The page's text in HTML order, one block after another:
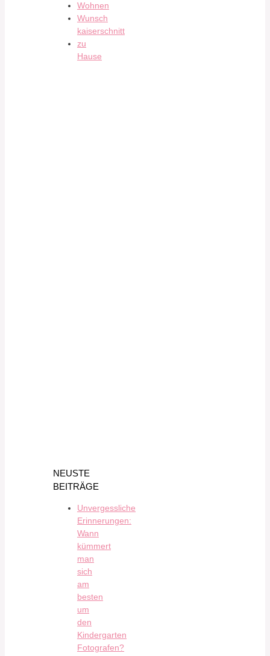
Wohnen
Wunsch
kaiserschnitt
zu
Hause
NEUSTE
BEITRÄGE
Unvergessliche
Erinnerungen:
Wann
kümmert
man
sich
am
besten
um
den
Kindergarten
Fotografen?